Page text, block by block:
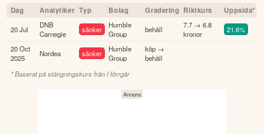
Dag Analytiker Typ Bolag Gradering Riktkurs Uppsida*
20 Jul
DNB
Carnegie
sänker
Humble
Group
behåll
7.7 → 6.8
kronor
21.6%
20 Oct
2025
Nordea sänker
Humble
Group
köp →
behåll
* Baserat på stängningskurs från I förrgår